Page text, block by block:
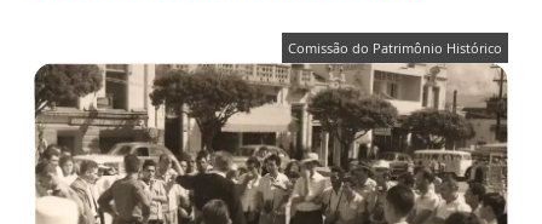
Comissão do Patrimônio Histórico